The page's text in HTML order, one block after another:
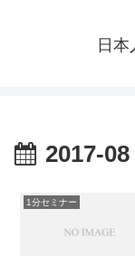
日
2017-08
1分セミナー